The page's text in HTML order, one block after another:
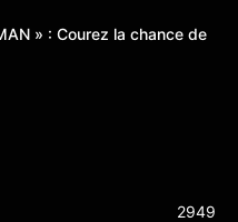
» : Courez la chance de
2949